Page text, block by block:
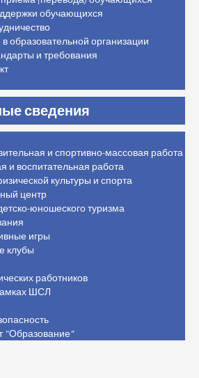
обучающихся
образовательной организации
и требования
сведения
и спортивно-массовая работа
и воспитательная работа
культуры и спорта
центр
юношеского туризма
игры
клубы
работников
ШСЛ
"Образование"